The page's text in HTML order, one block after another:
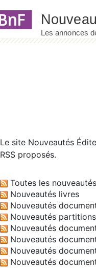
Le site Nouveautés
RSS proposés.
Toutes les nouveautés
Nouveautés livres
Nouveautés
Nouveautés partitions
Nouveautés
Nouveautés
Nouveautés
Nouveautés